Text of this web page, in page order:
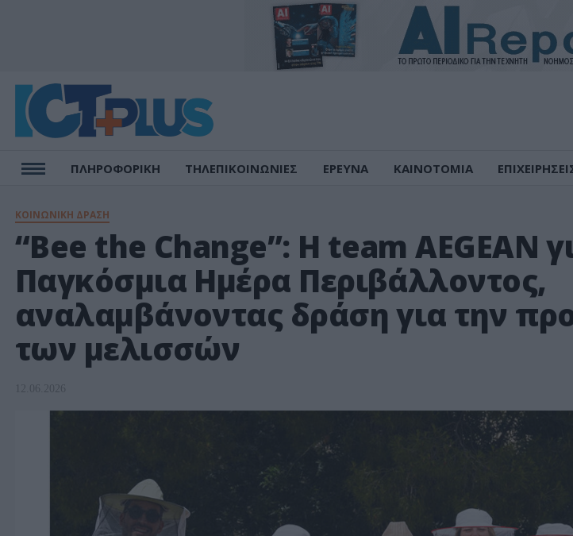
ΠΛΗΡΟΦΟΡΙΚΗ ΤΗΛΕΠΙΚΟΙΝΩΝΙΕΣ ΕΡΕΥΝΑ ΚΑΙΝΟΤΟΜΙΑ
ΚΟΙΝΩΝΙΚΗ ΔΡΑΣΗ
“Bee the Change”: Η team AEGEAN
Παγκόσμια Ημέρα Περιβάλλοντος,
αναλαμβάνοντας δράση για την
των μελισσών
12.06.2026